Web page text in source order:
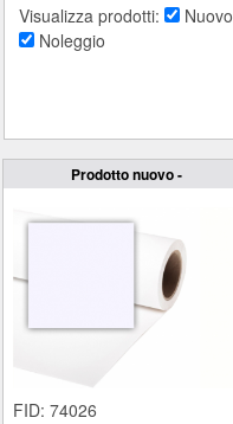
Visualizza prodotti: Nuovo
Noleggio
Prodotto nuovo -
FID: 74026